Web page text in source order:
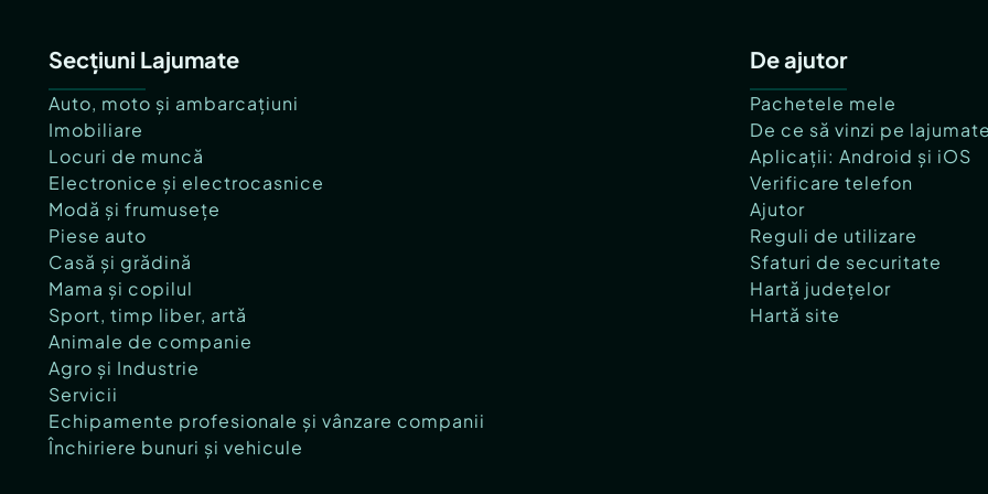
Secțiuni Lajumate
Auto, moto și ambarcațiuni
Imobiliare
Locuri de muncă
Electronice și electrocasnice
Modă și frumusețe
Piese auto
Casă și grădină
Mama și copilul
Sport, timp liber, artă
Animale de companie
Agro și Industrie
Servicii
Echipamente profesionale și vânzare companii
Închiriere bunuri și vehicule
De ajutor
Pachetele mele
De ce să vinzi pe
Aplicații: Android și iOS
Verificare telefon
Ajutor
Reguli de utilizare
Sfaturi de securitate
Hartă județelor
Hartă site